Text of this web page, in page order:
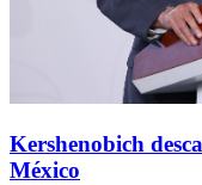
Kershenobich
México